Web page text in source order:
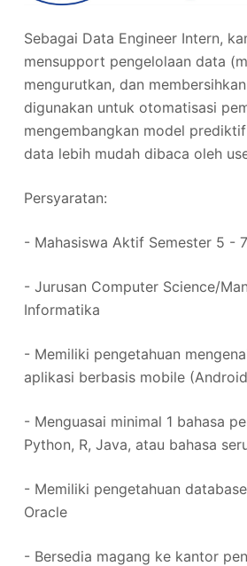
Sebagai Data Engineer Intern,
mensupport pengelolaan data
mengurutkan, dan
digunakan untuk otomatisasi
mengembangkan model
data lebih mudah dibaca oleh
Persyaratan:
- Mahasiswa Aktif Semester 5 - 7
- Jurusan Computer Science/
Informatika
- Memiliki pengetahuan
aplikasi berbasis mobile
- Menguasai minimal 1 bahasa
Python, R, Java, atau bahasa
- Memiliki pengetahuan
Oracle
- Bersedia magang ke kantor